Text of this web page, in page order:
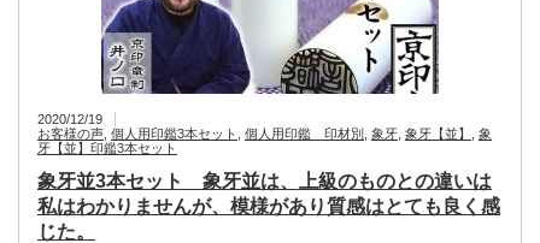
2020/12/19
お客様の声 個人用印鑑3本セット 個人用印鑑 印材別 象牙 象牙【並】
象
牙【並】印鑑3本セット
象牙並3本セット 象牙並は、上級のものとの違いは
私はわかりませんが、模様があり質感はとても良く感
じた。